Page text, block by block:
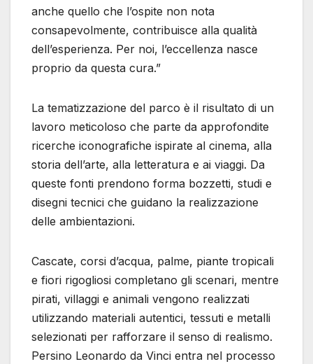
anche quello che l’ospite non nota
consapevolmente, contribuisce alla qualità
dell’esperienza. Per noi, l’eccellenza nasce
proprio da questa cura.”
La tematizzazione del parco è il risultato di un
lavoro meticoloso che parte da approfondite
ricerche iconografiche ispirate al cinema, alla
storia dell’arte, alla letteratura e ai viaggi. Da
queste fonti prendono forma bozzetti, studi e
disegni tecnici che guidano la realizzazione
delle ambientazioni.
Cascate, corsi d’acqua, palme, piante tropicali
e fiori rigogliosi completano gli scenari, mentre
pirati, villaggi e animali vengono realizzati
utilizzando materiali autentici, tessuti e metalli
selezionati per rafforzare il senso di realismo.
Persino Leonardo da Vinci entra nel processo